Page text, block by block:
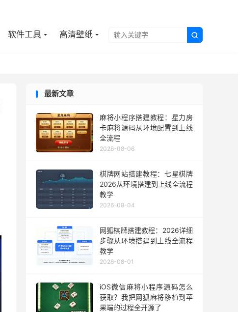

软件工具 高清壁纸
最新文章
麻将小程序搭建教程：星力房
卡麻将源码从环境配置到上线
全流程
2026-08-06
棋牌网站搭建教程：七星棋牌
2026从环境搭建到上线全流程
教学
2026-08-04
网狐棋牌搭建教程：2026详细
步骤从环境搭建到上线全流程
教学
2026-08-01
iOS微信麻将小程序源码怎么
获取？我把网狐麻将移植到苹
果端的过程全开源了